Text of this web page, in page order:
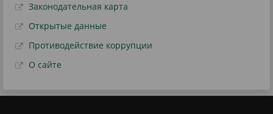
Законодательная карта
Открытые данные
Противодействие коррупции
О сайте